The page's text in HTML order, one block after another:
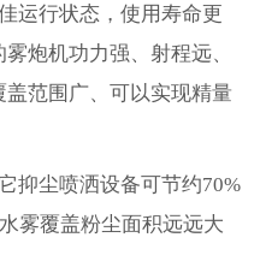
运行状态，使用寿命更
炮机功力强、射程远、
范围广、可以实现精量
抑尘喷洒设备可节约70%
雾覆盖粉尘面积远远大